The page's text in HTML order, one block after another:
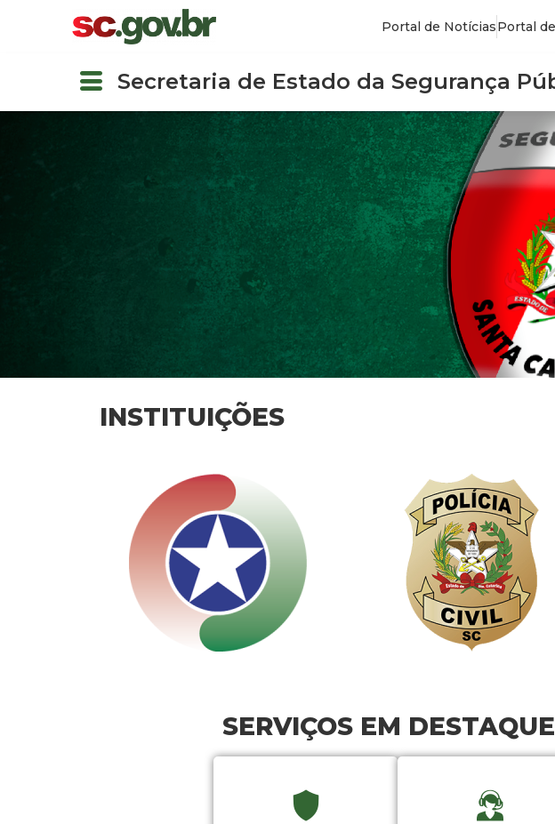
Portal de NotíciasPortal
Secretaria de Estado da Segurança
INSTITUIÇÕES
SERVIÇOS EM DESTAQUE